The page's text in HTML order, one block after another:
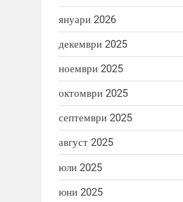
януари 2026
декември 2025
ноември 2025
октомври 2025
септември 2025
август 2025
юли 2025
юни 2025